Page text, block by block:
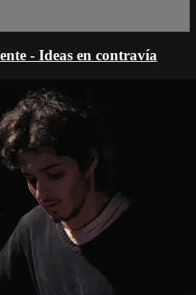
- Ideas en contravía